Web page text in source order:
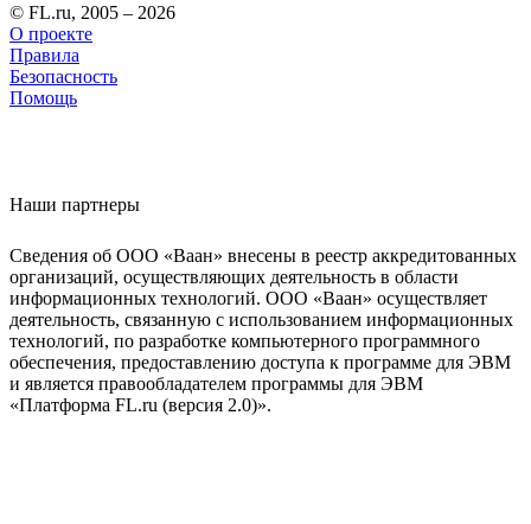
© FL.ru, 2005 – 2026
О проекте
Правила
Безопасность
Помощь
Наши партнеры
Сведения об ООО «Ваан» внесены в реестр аккредитованных
организаций, осуществляющих деятельность в области
информационных технологий. ООО «Ваан» осуществляет
деятельность, связанную с использованием информационных
технологий, по разработке компьютерного программного
обеспечения, предоставлению доступа к программе для ЭВМ
и является правообладателем программы для ЭВМ
«Платформа FL.ru (версия 2.0)».